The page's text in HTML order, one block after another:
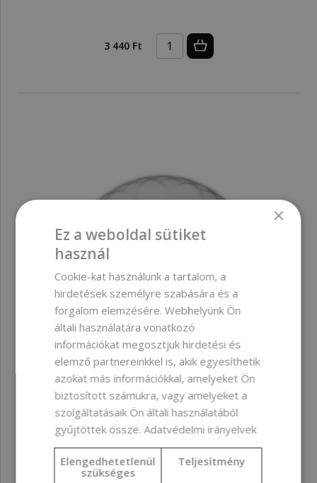
3 440 Ft
Folyékony glicerin színező, fehér, 10 ml
1 050 Ft
×
Ez a weboldal sütiket
használ
Cookie-kat használunk a tartalom, a
hirdetések személyre szabására és a
forgalom elemzésére. Webhelyünk Ön
általi használatára vonatkozó
információkat megosztjuk hirdetési és
elemző partnereinkkel is, akik egyesíthetik
azokat más információkkal, amelyeket Ön
biztosított számukra, vagy amelyeket a
szolgáltatásaik Ön általi használatából
gyűjtöttek össze.Adatvédelmi irányelvek
Elengedhetetlenül
szükséges
Teljesítmény